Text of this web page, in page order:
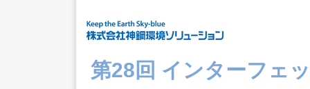
第28回 インターフェ